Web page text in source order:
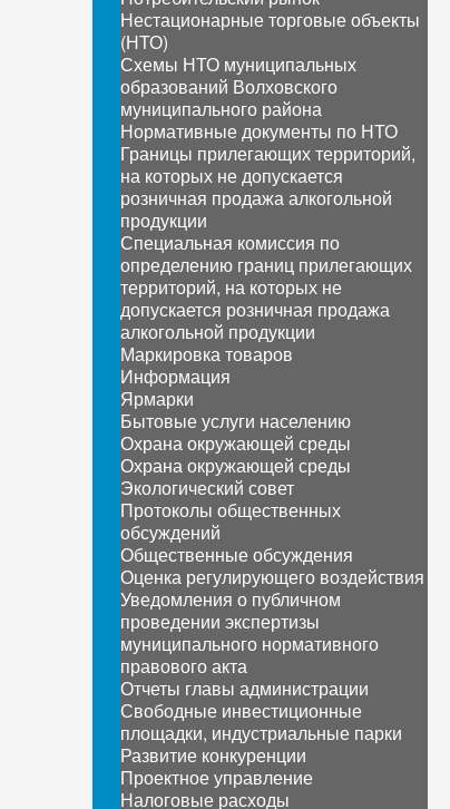
Нестационарные торговые объекты
(НТО)
Схемы НТО муниципальных
образований Волховского
муниципального района
Нормативные документы по НТО
Границы прилегающих территорий,
на которых не допускается
розничная продажа алкогольной
продукции
Специальная комиссия по
определению границ прилегающих
территорий, на которых не
допускается розничная продажа
алкогольной продукции
Маркировка товаров
Информация
Ярмарки
Бытовые услуги населению
Охрана окружающей среды
Охрана окружающей среды
Экологический совет
Протоколы общественных
обсуждений
Общественные обсуждения
Оценка регулирующего воздействия
Уведомления о публичном
проведении экспертизы
муниципального нормативного
правового акта
Отчеты главы администрации
Свободные инвестиционные
площадки, индустриальные парки
Развитие конкуренции
Проектное управление
Налоговые расходы